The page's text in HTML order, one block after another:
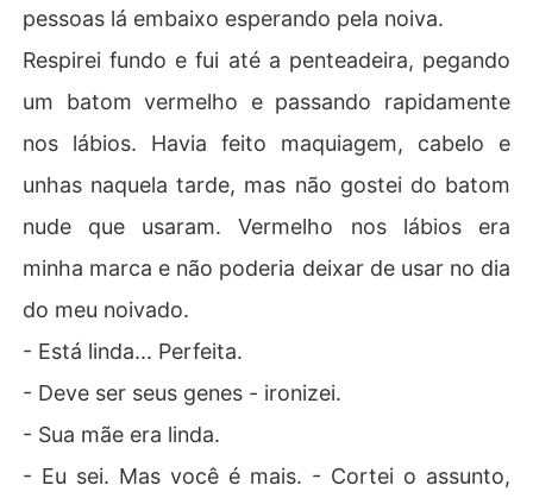
pessoas lá embaixo esperando pela noiva.
Respirei fundo e fui até a penteadeira, pegando
um batom vermelho e passando rapidamente
nos lábios. Havia feito maquiagem, cabelo e
unhas naquela tarde, mas não gostei do batom
nude que usaram. Vermelho nos lábios era
minha marca e não poderia deixar de usar no dia
do meu noivado.
- Está linda... Perfeita.
- Deve ser seus genes - ironizei.
- Sua mãe era linda.
- Eu sei. Mas você é mais. - Cortei o assunto,